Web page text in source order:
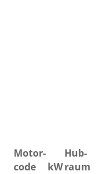
Motor­
code
kW
Hub­
raum